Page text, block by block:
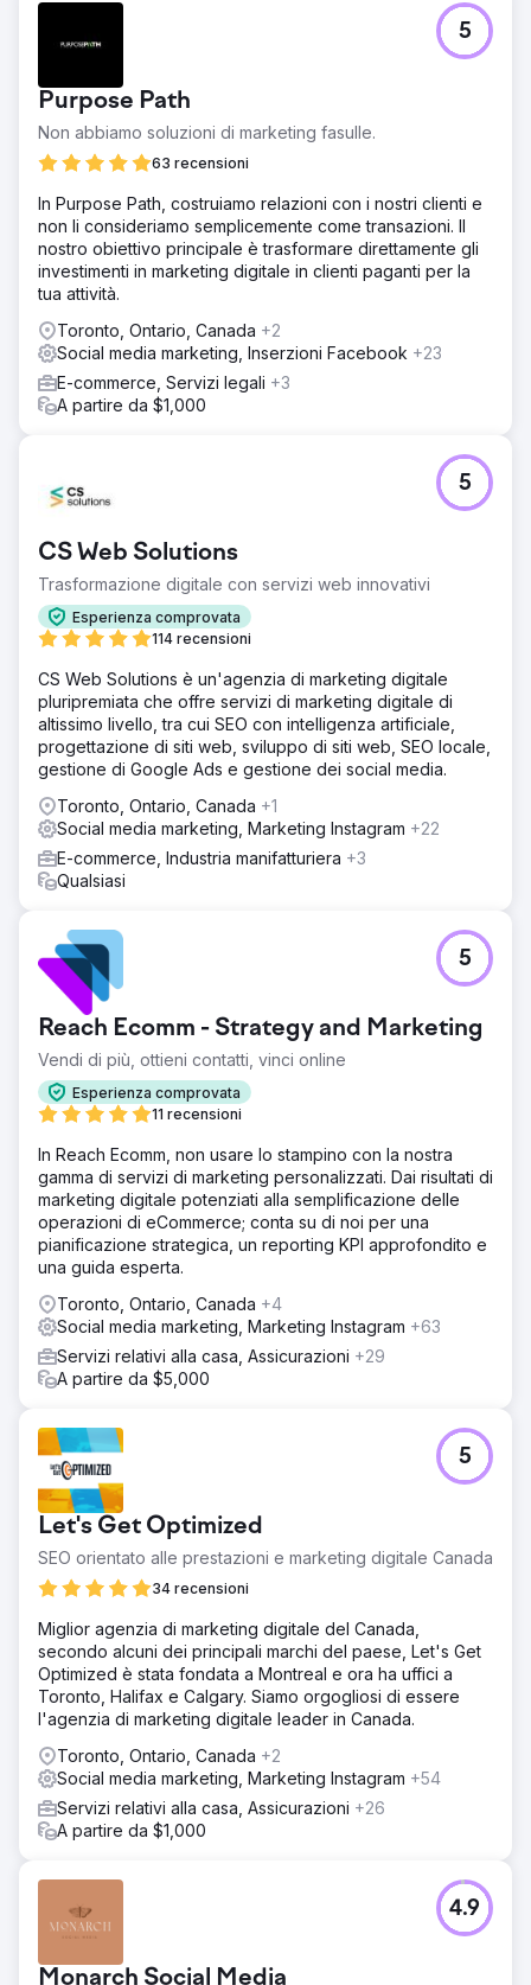
Purpose Path
Non abbiamo soluzioni di marketing fasulle.
63 recensioni
5
In Purpose Path, costruiamo relazioni con i nostri clienti e
non li consideriamo semplicemente come transazioni. Il
nostro obiettivo principale è trasformare direttamente gli
investimenti in marketing digitale in clienti paganti per la
tua attività.
Toronto, Ontario, Canada +2
Social media marketing, Inserzioni Facebook +23
E-commerce, Servizi legali +3
A partire da $1,000
CS Web Solutions
Trasformazione digitale con servizi web innovativi
Esperienza comprovata
114 recensioni
5
CS Web Solutions è un'agenzia di marketing digitale
pluripremiata che offre servizi di marketing digitale di
altissimo livello, tra cui SEO con intelligenza artificiale,
progettazione di siti web, sviluppo di siti web, SEO locale,
gestione di Google Ads e gestione dei social media.
Toronto, Ontario, Canada +1
Social media marketing, Marketing Instagram +22
E-commerce, Industria manifatturiera +3
Qualsiasi
Reach Ecomm - Strategy and Marketing
Vendi di più, ottieni contatti, vinci online
Esperienza comprovata
11 recensioni
5
In Reach Ecomm, non usare lo stampino con la nostra
gamma di servizi di marketing personalizzati. Dai risultati di
marketing digitale potenziati alla semplificazione delle
operazioni di eCommerce; conta su di noi per una
pianificazione strategica, un reporting KPI approfondito e
una guida esperta.
Toronto, Ontario, Canada +4
Social media marketing, Marketing Instagram +63
Servizi relativi alla casa, Assicurazioni +29
A partire da $5,000
Let's Get Optimized
SEO orientato alle prestazioni e marketing digitale Canada
34 recensioni
5
Miglior agenzia di marketing digitale del Canada,
secondo alcuni dei principali marchi del paese, Let's Get
Optimized è stata fondata a Montreal e ora ha uffici a
Toronto, Halifax e Calgary. Siamo orgogliosi di essere
l'agenzia di marketing digitale leader in Canada.
Toronto, Ontario, Canada +2
Social media marketing, Marketing Instagram +54
Servizi relativi alla casa, Assicurazioni +26
A partire da $1,000
Monarch Social Media
4.9